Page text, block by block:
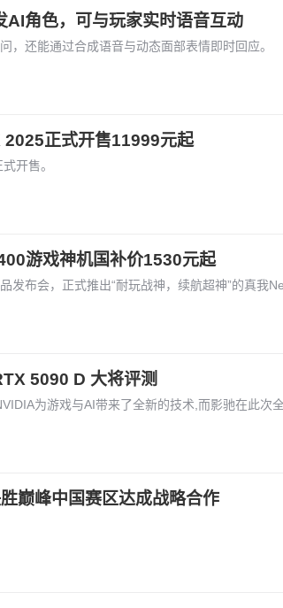
角色，可与玩家实时语音互动
，还能通过合成语音与动态面部表情即时回应。
正式开售11999元起
开售。
游戏神机国补价1530元起
布会，正式推出“耐玩战神，续航超神”的真我
5090 D 大将评测
为游戏与AI带来了全新的技术,而影驰在此
巅峰中国赛区达成战略合作